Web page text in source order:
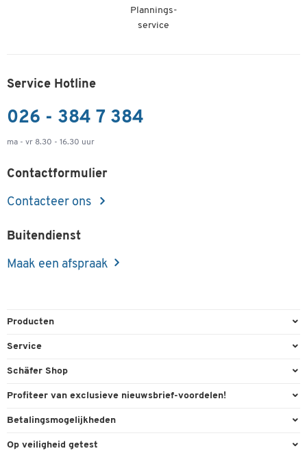
Plannings-
service
Service Hotline
026 - 384 7 384
ma - vr 8.30 - 16.30 uur
Contactformulier
Contacteer ons
Buitendienst
Maak een afspraak
Producten
Kantoorbenodigdheden
Milieutechniek
Reiniging & hygiëne
Service
Bestelling herroepen
Inkt & Toner
Schäfer Shop
Algemene voorwaarden
Profiteer van exclusieve nieuwsbrief-voordelen!
Welkomstgeschenk
Betalingsmogelijkheden
Paypal
Op veiligheid getest